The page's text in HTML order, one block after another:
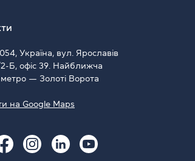
Україна, вул. Ярославів
Б, офіс 39. Найближча
метро — Золоті Ворота
на Google Maps